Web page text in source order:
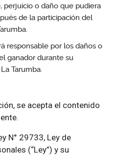
perjuicio o daño que pudiera
de la participación del
responsable por los daños o
ganador durante su
Tarumba.
se acepta el contenido
N° 29733, Ley de
(“Ley”) y su